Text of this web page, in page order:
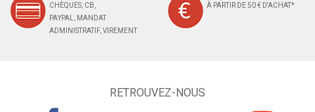
CHÈQUES, CB,
PAYPAL, MANDAT
ADMINISTRATIF, VIREMENT
À PARTIR DE 50 € D'ACHAT*
RETROUVEZ-NOUS